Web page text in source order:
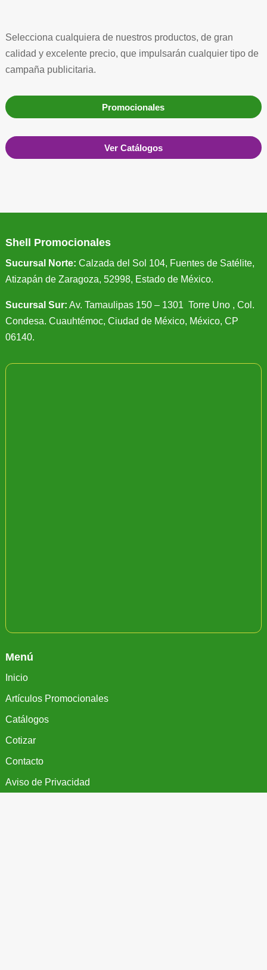
Selecciona cualquiera de nuestros productos, de gran
calidad y excelente precio, que impulsarán cualquier tipo de
campaña publicitaria.
Promocionales
Ver Catálogos
Shell Promocionales
Sucursal Norte: Calzada del Sol 104, Fuentes de Satélite,
Atizapán de Zaragoza, 52998, Estado de México.
Sucursal Sur: Av. Tamaulipas 150 – 1301 Torre Uno , Col.
Condesa. Cuauhtémoc, Ciudad de México, México, CP
06140.
Menú
Inicio
Artículos Promocionales
Catálogos
Cotizar
Contacto
Aviso de Privacidad